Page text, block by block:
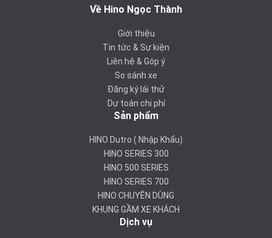
Về Hino Ngọc Thành
Giới thiệu
Tin tức & Sự kiện
Liên hệ & Góp ý
So sánh xe
Đăng ký lái thử
Dự toán chi phí
Sản phẩm
HINO Dutro ( Nhập Khẩu)
HINO SERIES 300
HINO 500 SERIES
HINO SERIES 700
HINO CHUYÊN DÙNG
KHUNG GẦM XE KHÁCH
Dịch vụ